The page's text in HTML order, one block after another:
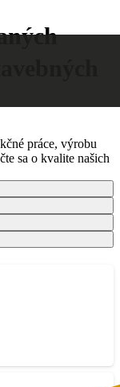
práce, výrobu
sa o kvalite našich